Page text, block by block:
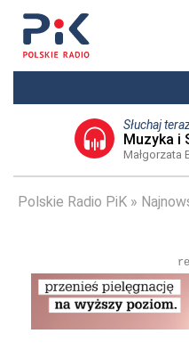
Słuchaj
Muzyka i
Małgorzata
Polskie Radio PiK